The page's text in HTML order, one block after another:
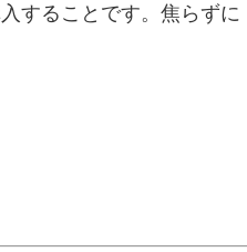
することです。焦らずに